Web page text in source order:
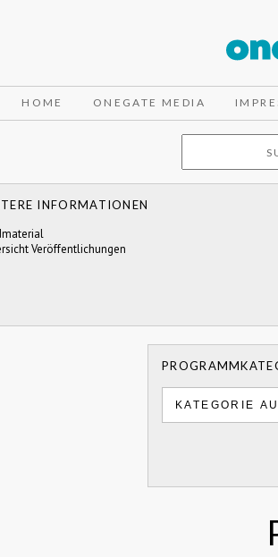
HOME ONEGATE MEDIA
INFORMATIONEN
Veröffentlichungen